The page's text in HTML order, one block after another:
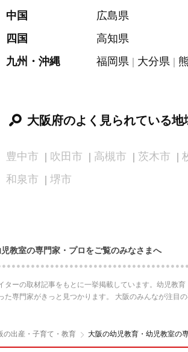
中国
広島県
四国
高知県
九州・沖縄
福岡県 大分県
大阪府のよく見られている
豊中市 吹田市 高槻市 茨木市
和泉市
堺市
教室の専門家・プロをご覧のみなさまへ
ーの取材記事をもとに一挙掲載しています。幼児教
専門家がきっと見つかります。 大阪のみんなが注目
の出産・子育て・教育 大阪の幼児教育・幼児教室の